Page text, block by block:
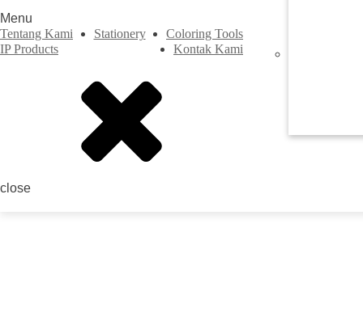
Menu
Tentang Kami
Stationery
Coloring Tools
IP Products
Kontak Kami
close